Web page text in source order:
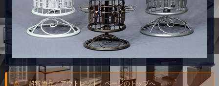
「超特価品／アウトレット」ページのトップへ